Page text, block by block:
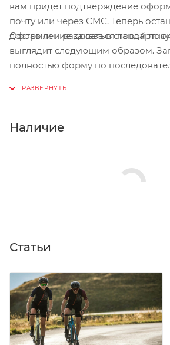
вам придет подтверждение
почту или через СМС. Теперь
доставки и радоваться новой
Оформление заказа в
выглядит следующим образом.
полностью форму по
Нажмите кнопку «Оформить заказ».
Наличие
Статьи